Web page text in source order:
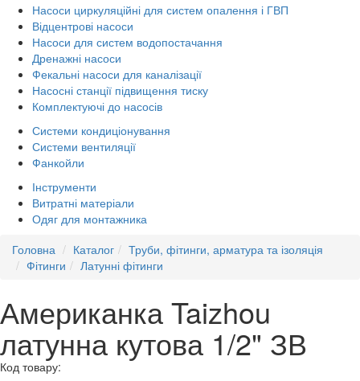
Насоси циркуляційні для систем опалення і ГВП
Відцентрові насоси
Насоси для систем водопостачання
Дренажні насоси
Фекальні насоси для каналізації
Насосні станції підвищення тиску
Комплектуючі до насосів
Системи кондиціонування
Системи вентиляції
Фанкойли
Інструменти
Витратні матеріали
Одяг для монтажника
Головна
Каталог
Труби, фітинги, арматура та ізоляція
Фітинги
Латунні фітинги
Американка Taizhou
латунна кутова 1/2" ЗВ
Код товару: